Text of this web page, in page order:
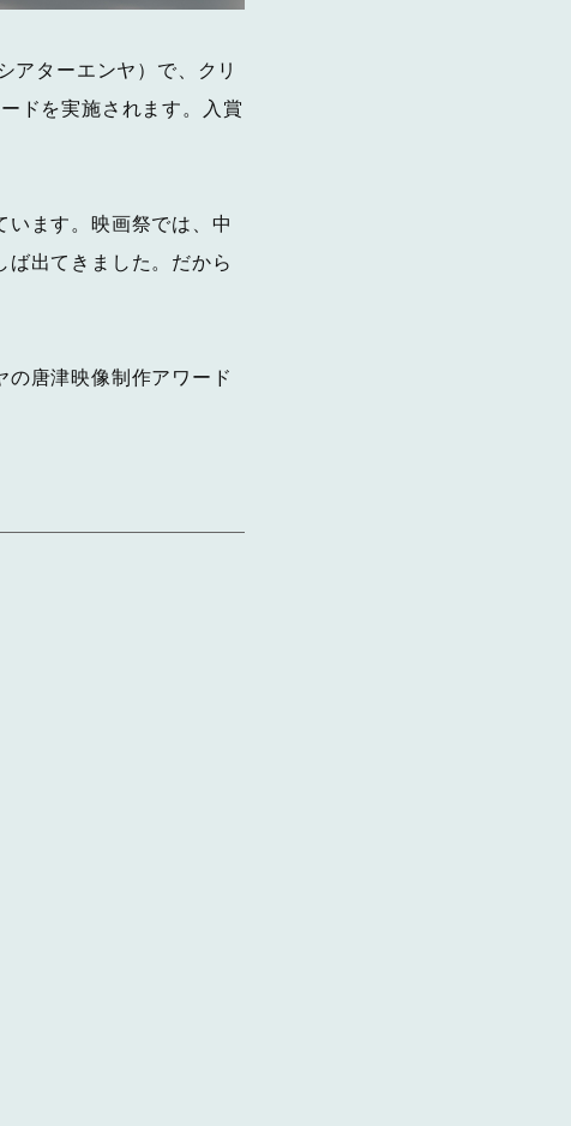
シアターエンヤ）で、クリ
ドを実施されます。入賞
ます。映画祭では、中
出てきました。だから
の唐津映像制作アワード